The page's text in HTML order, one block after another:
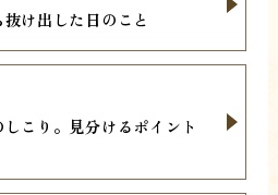
け出した日のこと
こり。見分けるポイント